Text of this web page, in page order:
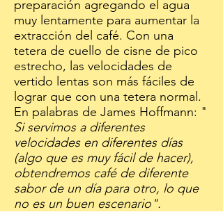
preparación agregando el agua
muy lentamente para aumentar la
extracción del café. Con una
tetera de cuello de cisne de pico
estrecho, las velocidades de
vertido lentas son más fáciles de
lograr que con una tetera normal.
En palabras de James Hoffmann: "
Si servimos a diferentes
velocidades en diferentes días
(algo que es muy fácil de hacer),
obtendremos café de diferente
sabor de un día para otro, lo que
no es un buen escenario".